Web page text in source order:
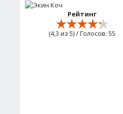
Рейтинг
(4,3 из 5) / Голосов:55